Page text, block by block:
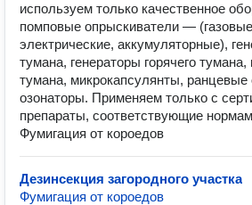
используем только качественное
помповые опрыскиватели —
электрические, аккумуляторные),
тумана, генераторы горячего тумана,
тумана, микрокапсулянты, ранцевые
озонаторы. Применяем только с
препараты, соответствующие
Фумигация от короедов
Дезинсекция загородного участка
Фумигация от короедов